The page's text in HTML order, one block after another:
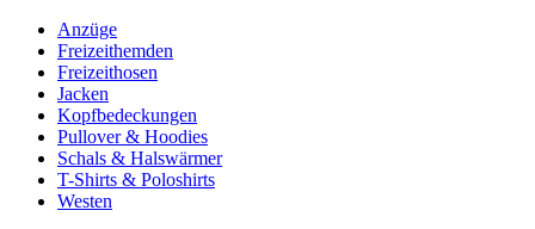
Anzüge
Freizeithemden
Freizeithosen
Jacken
Kopfbedeckungen
Pullover & Hoodies
Schals & Halswärmer
T-Shirts & Poloshirts
Westen